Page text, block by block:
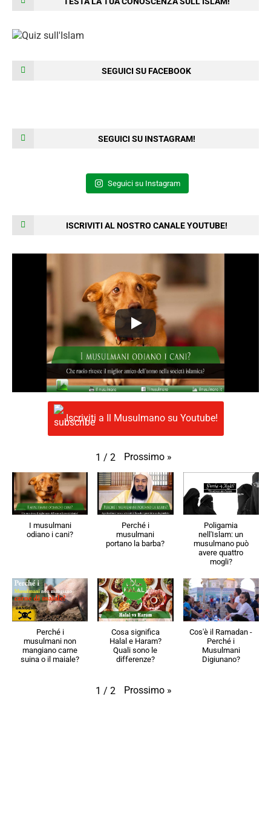
SEGUICI SU FACEBOOK
SEGUICI SU INSTAGRAM!
Seguici su Instagram
ISCRIVITI AL NOSTRO CANALE YOUTUBE!
Iscriviti a Il Musulmano su Youtube!
1 / 2 Prossimo »
I musulmani
odiano i cani?
Perché i
musulmani
portano la barba?
Poligamia
nell'Islam: un
musulmano può
avere quattro
mogli?
Perché i
musulmani non
mangiano carne
suina o il maiale?
Cosa significa
Halal e Haram?
Quali sono le
differenze?
Cos'è il Ramadan -
Perché i
Musulmani
Digiunano?
1 / 2 Prossimo »